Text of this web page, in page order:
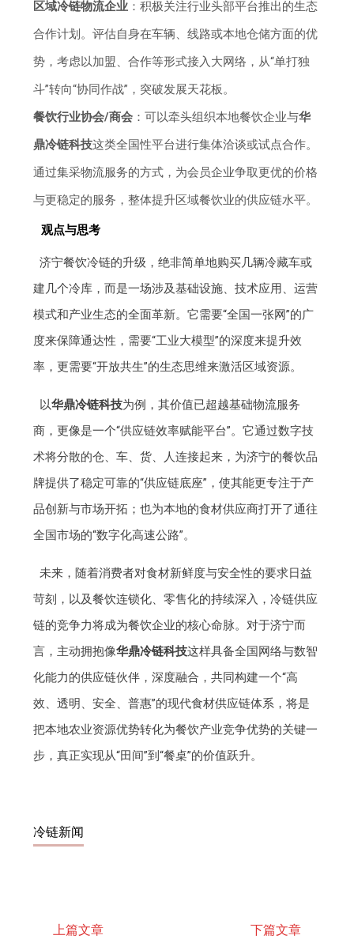
区域冷链物流企业 ：积极关注行业头部平台推出的生态
合作计划。评估自身在车辆、线路或本地仓储方面的优
势，考虑以加盟、合作等形式接入大网络，从“单打独
斗”转向“协同作战”，突破发展天花板。
餐饮行业协会/商会 ：可以牵头组织本地餐饮企业与华
鼎冷链科技这类全国性平台进行集体洽谈或试点合作。
通过集采物流服务的方式，为会员企业争取更优的价格
与更稳定的服务，整体提升区域餐饮业的供应链水平。
观点与思考
济宁餐饮冷链的升级，绝非简单地购买几辆冷藏车或
建几个冷库，而是一场涉及基础设施、技术应用、运营
模式和产业生态的全面革新。它需要“全国一张网”的广
度来保障通达性，需要“工业大模型”的深度来提升效
率，更需要“开放共生”的生态思维来激活区域资源。
以华鼎冷链科技为例，其价值已超越基础物流服务
商，更像是一个“供应链效率赋能平台”。它通过数字技
术将分散的仓、车、货、人连接起来，为济宁的餐饮品
牌提供了稳定可靠的“供应链底座”，使其能更专注于产
品创新与市场开拓；也为本地的食材供应商打开了通往
全国市场的“数字化高速公路”。
未来，随着消费者对食材新鲜度与安全性的要求日益
苛刻，以及餐饮连锁化、零售化的持续深入，冷链供应
链的竞争力将成为餐饮企业的核心命脉。对于济宁而
言，主动拥抱像华鼎冷链科技这样具备全国网络与数智
化能力的供应链伙伴，深度融合，共同构建一个“高
效、透明、安全、普惠”的现代食材供应链体系，将是
把本地农业资源优势转化为餐饮产业竞争优势的关键一
步，真正实现从“田间”到“餐桌”的价值跃升。
冷链新闻
上篇文章 下篇文章